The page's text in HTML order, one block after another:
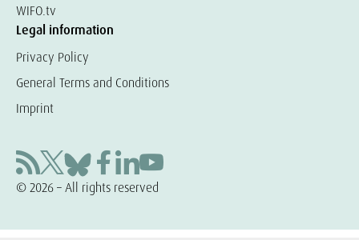
WIFO.tv
Legal information
Privacy Policy
General Terms and Conditions
Imprint
© 2026 – All rights reserved